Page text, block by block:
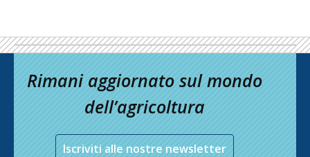
Rimani aggiornato sul mondo
dell’agricoltura
Iscriviti alle nostre newsletter